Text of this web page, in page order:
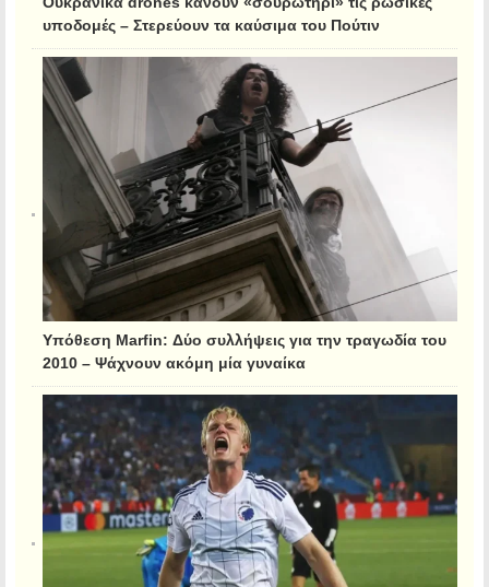
υποδομές – Στερεύουν τα καύσιμα του Πούτιν
Υπόθεση Marfin: Δύο συλλήψεις για την τραγωδία του
2010 – Ψάχνουν ακόμη μία γυναίκα